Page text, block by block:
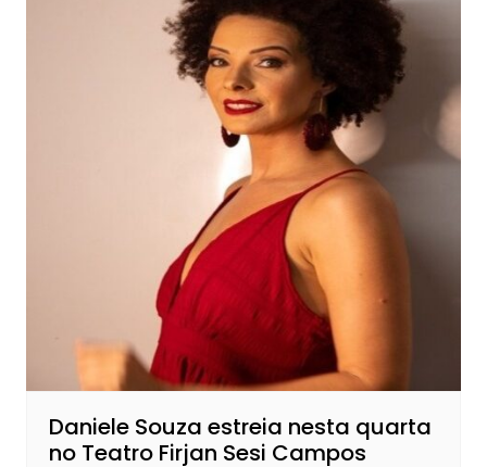
Daniele Souza estreia nesta quarta
no Teatro Firjan Sesi Campos